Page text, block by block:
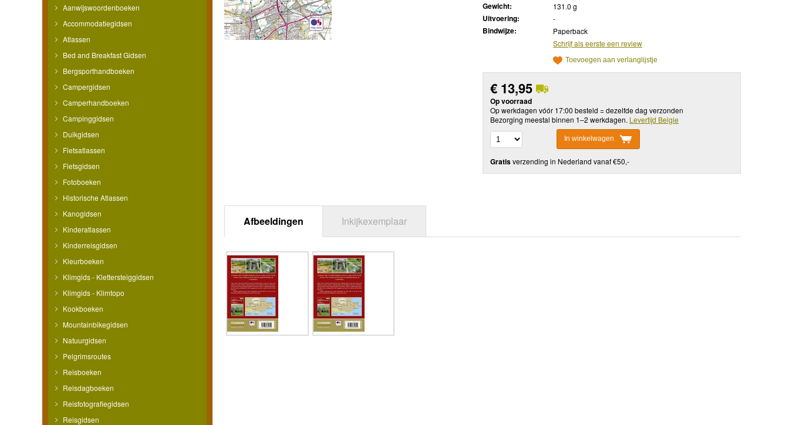
Aanwijswoordenboeken
Accommodatiegidsen
Atlassen
Bed and Breakfast Gidsen
Bergsporthandboeken
Campergidsen
Camperhandboeken
Campinggidsen
Duikgidsen
Fietsatlassen
Fietsgidsen
Fotoboeken
Historische Atlassen
Kanogidsen
Kinderatlassen
Kinderreisgidsen
Kleurboeken
Klimgids - Klettersteiggidsen
Klimgids - Klimtopo
Kookboeken
Mountainbikegidsen
Natuurgidsen
Pelgrimsroutes
Reisboeken
Reisdagboeken
Reisfotografiegidsen
Reisgidsen
Gewicht: 131.0 g
Uitvoering: -
Bindwijze:
Paperback
Schrijf als eerste een review
Toevoegen aan verlanglijstje
€ 13,95
Op voorraad
Op werkdagen vóór 17:00 besteld = dezelfde dag verzonden
Bezorging meestal binnen 1–2 werkdagen. Levertijd Belgie
In winkelwagen
Gratisverzending in Nederland vanaf €50,-
Afbeeldingen Inkijkexemplaar